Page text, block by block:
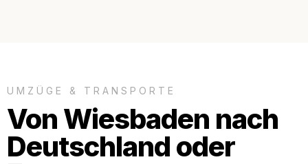
UMZÜGE & TRANSPORTE
Von Wiesbaden nach
Deutschland oder